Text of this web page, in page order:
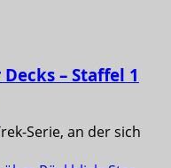
– Staffel 1
Serie, an der sich